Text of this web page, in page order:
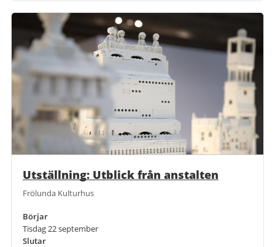
Utställning: Utblick från anstalten
Frölunda Kulturhus
Börjar
Tisdag 22 september
Slutar